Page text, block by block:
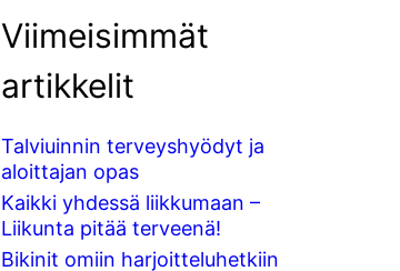
Viimeisimmät
artikkelit
Talviuinnin terveyshyödyt ja
aloittajan opas
Kaikki yhdessä liikkumaan –
Liikunta pitää terveenä!
Bikinit omiin harjoitteluhetkiin